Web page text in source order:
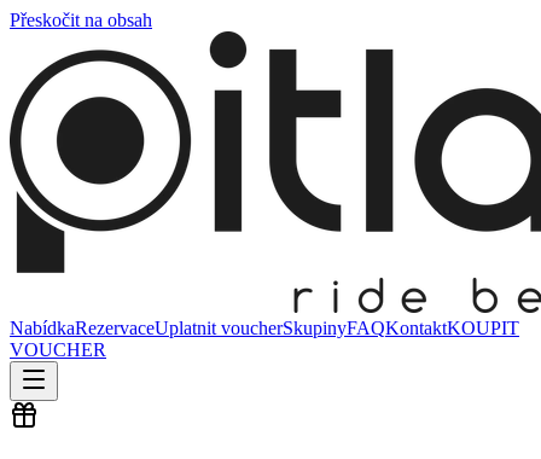
Přeskočit na obsah
NabídkaRezervaceUplatnit voucherSkupinyFAQKontaktKOUPIT
VOUCHER